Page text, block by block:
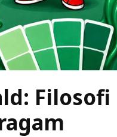
Filosofi